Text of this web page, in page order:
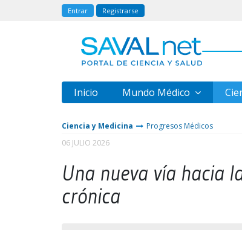
Entrar Registrarse
Inicio Mundo Médico
Ciencia y Medicina
Progresos Médicos
06 JULIO 2026
Una nueva vía hacia
crónica